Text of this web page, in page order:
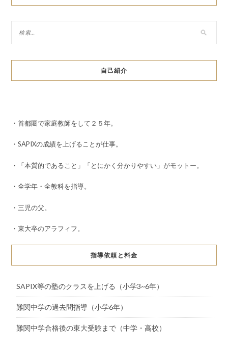
自己紹介
・首都圏で家庭教師をして２５年。
・SAPIXの成績を上げることが仕事。
・「本質的であること」「とにかく分かりやすい」がモットー。
・全学年・全教科を指導。
・三児の父。
・東大卒のアラフィフ。
指導依頼と料金
SAPIX等の塾のクラスを上げる（小学3~6年）
難関中学の過去問指導（小学6年）
難関中学合格後の東大受験まで（中学・高校）